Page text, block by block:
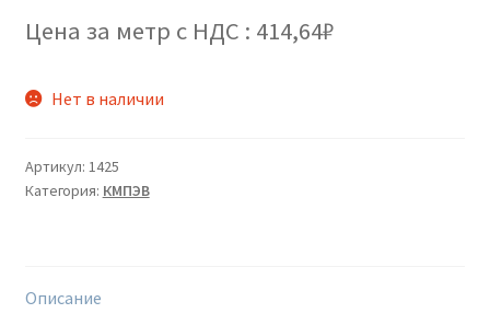
Цена за метр с НДС : 414,64₽
Нет в наличии
Артикул: 1425
Категория: КМПЭВ
Описание